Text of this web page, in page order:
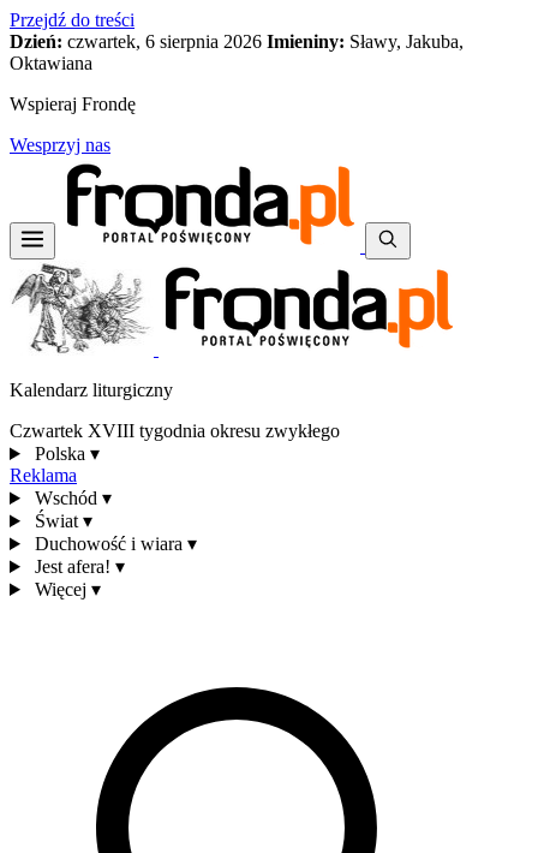
Przejdź do treści
Dzień: czwartek, 6 sierpnia 2026 Imieniny: Sławy, Jakuba,
Oktawiana
Wspieraj Frondę
Wesprzyj nas
Kalendarz liturgiczny
Czwartek XVIII tygodnia okresu zwykłego
Polska ▾
Reklama
Wschód ▾
Świat ▾
Duchowość i wiara ▾
Jest afera! ▾
Więcej ▾